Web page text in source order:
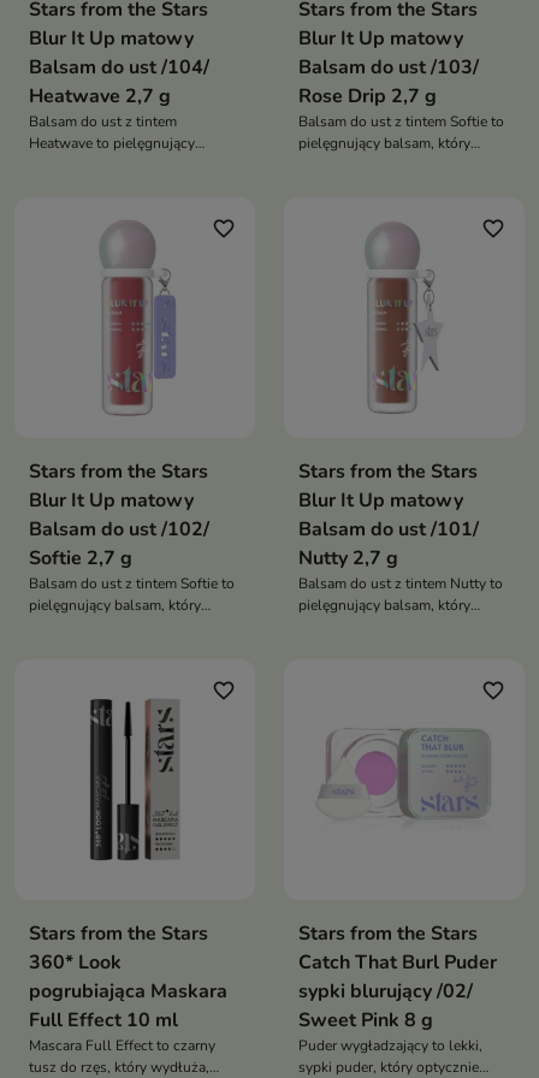
Stars from the Stars
Blur It Up matowy
Balsam do ust /104/
Heatwave 2,7 g
Balsam do ust z tintem
Heatwave to pielęgnujący
wykończenie. Łączy efekt
Stars from the Stars
Blur It Up matowy
Balsam do ust /103/
Rose Drip 2,7 g
Balsam do ust z tintem Softie to
pielęgnujący balsam, który
efekt naturalnego makijażu z
favorite_border
Stars from the Stars
Blur It Up matowy
Balsam do ust /102/
Softie 2,7 g
Balsam do ust z tintem Softie to
pielęgnujący balsam, który
Łączy naturalny efekt makijażu z
intensywną pielęgnacją
favorite_border
Stars from the Stars
Blur It Up matowy
Balsam do ust /101/
Nutty 2,7 g
Balsam do ust z tintem Nutty to
pielęgnujący balsam, który
favorite_border
Stars from the Stars
360* Look
pogrubiająca Maskara
Full Effect 10 ml
Mascara Full Effect to czarny
tusz do rzęs, który wydłuża,
favorite_border
Stars from the Stars
Catch That Burl Puder
sypki blurujący /02/
Sweet Pink 8 g
Puder wygładzający to lekki,
sypki puder, który optycznie